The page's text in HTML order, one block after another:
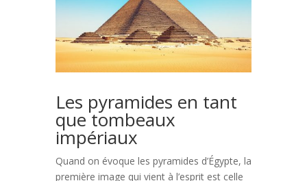
Les pyramides en tant
que tombeaux
impériaux
Quand on évoque les pyramides d’Égypte, la
première image qui vient à l’esprit est celle